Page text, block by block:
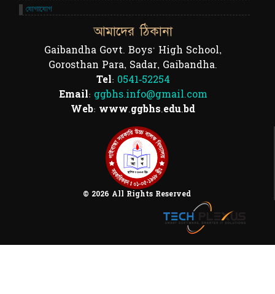
© 2026 All Rights Reserved
আমাদের ঠিকানা
Gaibandha Govt. Boys' High School,
Gorosthan Para, Sadar, Gaibandha.
Tel: 0541-52254
Email: ggbhs.info@gmail.com
Web: www.ggbhs.edu.bd
যোগাযোগ